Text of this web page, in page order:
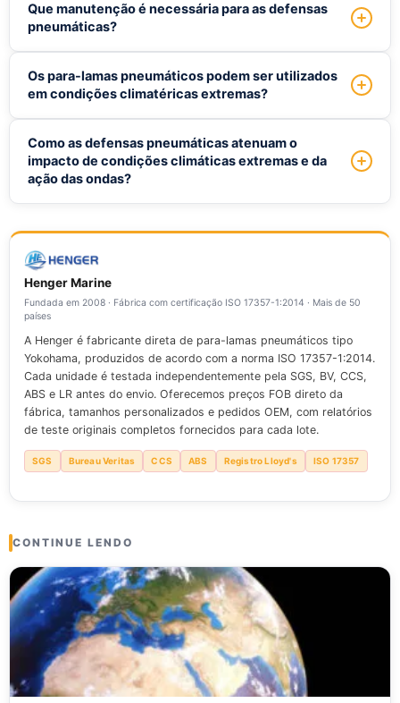
e recomendaremos a melhor solução de defensa. Fatores
como tamanho do navio, condições de atracação e fatores
Que manutenção é necessária para as defensas
pneumáticas?
necessárias para garantir que os para-lamas permaneçam
em boas condições. Oferecemos orientações e suporte
para-lamas com eficiência.
Os para-lamas pneumáticos podem ser utilizados
em condições climatéricas extremas?
ambientes marítimos hostis e condições climáticas
extremas. Elas oferecem proteção confiável para
Como as defensas pneumáticas atenuam o
impacto de condições climáticas extremas e da
ação das ondas?
condições climáticas extremas, os para-lamas
pneumáticos ajudam a reduzir o estresse na plataforma,
minimizando o risco de danos.
Henger Marine
Fundada em 2008 · Fábrica com certificação ISO 17357-1:2014 · Mais de 50
países
A Henger é fabricante direta de para-lamas pneumáticos tipo
Yokohama, produzidos de acordo com a norma ISO 17357-1:2014.
Cada unidade é testada independentemente pela SGS, BV, CCS,
ABS e LR antes do envio. Oferecemos preços FOB direto da
fábrica, tamanhos personalizados e pedidos OEM, com relatórios
de teste originais completos fornecidos para cada lote.
SGS Bureau Veritas CCS ABS Registro Lloyd's ISO 17357
CONTINUE LENDO